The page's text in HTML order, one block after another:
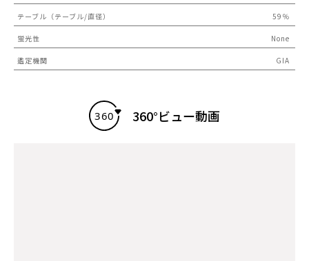
テーブル（テーブル/直径） 59％
蛍光性 None
鑑定機関 GIA
360°ビュー動画